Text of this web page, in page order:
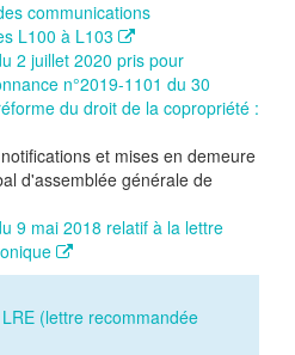
communications
L100 à L103
2 juillet 2020 pris pour
n°2019-1101 du 30
du droit de la copropriété :
et mises en demeure
d'assemblée générale de
9 mai 2018 relatif à la lettre
(lettre recommandée